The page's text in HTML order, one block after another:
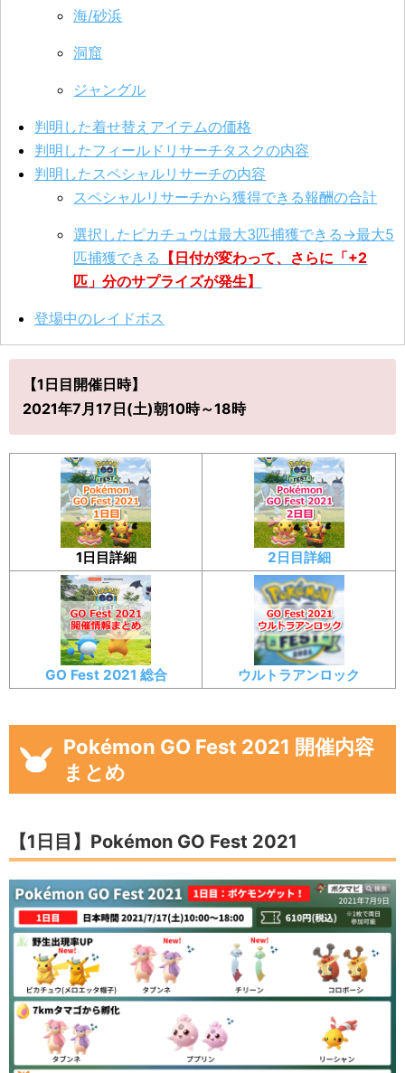
海/砂浜
洞窟
ジャングル
判明した着せ替えアイテムの価格
判明したフィールドリサーチタスクの内容
判明したスペシャルリサーチの内容
スペシャルリサーチから獲得できる報酬の合計
選択したピカチュウは最大3匹捕獲できる→最大5
匹捕獲できる
【日付が変わって、さらに「+2
匹」分のサプライズが発生】
登場中のレイドボス
【1日目開催日時】
2021年7月17日(土)朝10時～18時
1日目詳細 2日目詳細
GO Fest 2021 総合 ウルトラアンロック
Pokémon GO Fest 2021 開催内容
まとめ
【1日目】Pokémon GO Fest 2021